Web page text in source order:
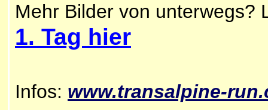
Mehr Bilder von unterwegs?
1. Tag hier
Infos: www.transalpine-